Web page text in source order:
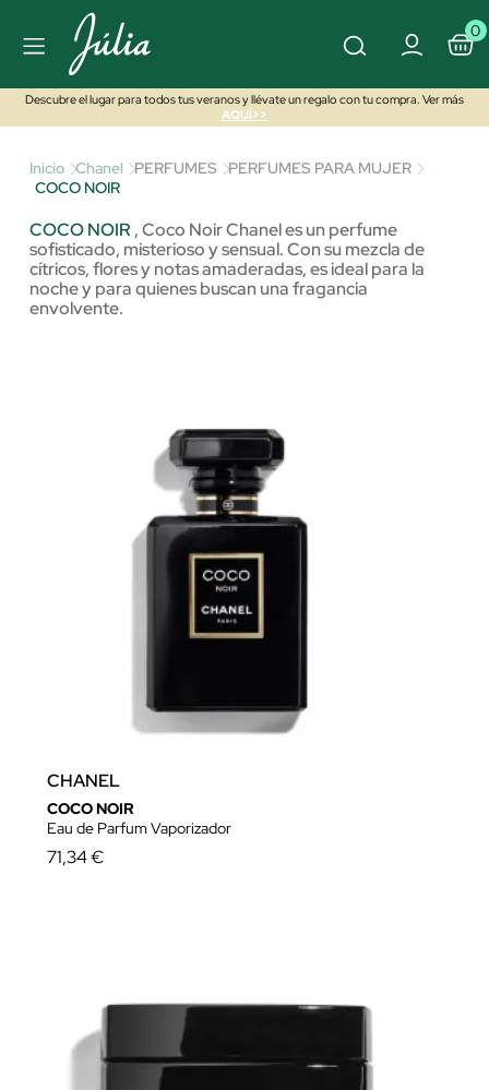
0
Descubre el lugar para todos tus veranos y llévate un regalo con tu compra. Ver más
AQUÍ>>
Inicio Chanel PERFUMES
PERFUMES PARA MUJER
COCO NOIR
COCO NOIR ,Coco Noir Chanel es un perfume
sofisticado, misterioso y sensual. Con su mezcla de
cítricos, flores y notas amaderadas, es ideal para la
noche y para quienes buscan una fragancia
envolvente.
CHANEL
COCO NOIR
Eau de Parfum Vaporizador
71,34 €